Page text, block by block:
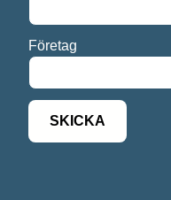
Företag
SKICKA